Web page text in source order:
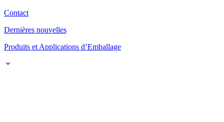
Contact
Dernières nouvelles
Produits et Applications d’Emballage